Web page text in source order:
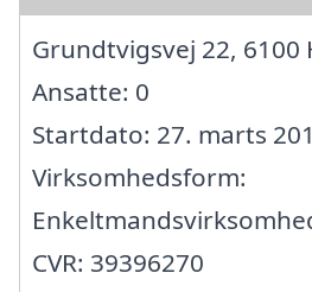
Grundtvigsvej 22, 6100
Ansatte: 0
Startdato: 27. marts
Virksomhedsform:
CVR: 39396270